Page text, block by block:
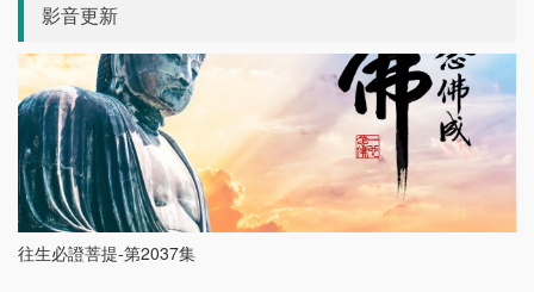
影音更新
往生必證菩提-第2037集